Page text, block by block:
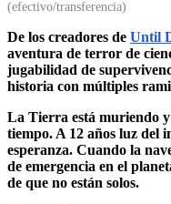
De los creadores de Until
aventura de terror de
jugabilidad de
historia con múltiples
La Tierra está muriendo
tiempo. A 12 años luz del
esperanza. Cuando la
de emergencia en el
de que no están solos.